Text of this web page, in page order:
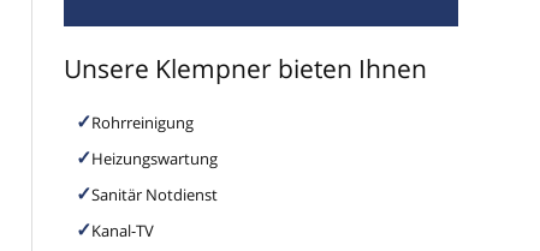
Unsere Klempner bieten Ihnen
Rohrreinigung
Heizungswartung
Sanitär Notdienst
Kanal-TV